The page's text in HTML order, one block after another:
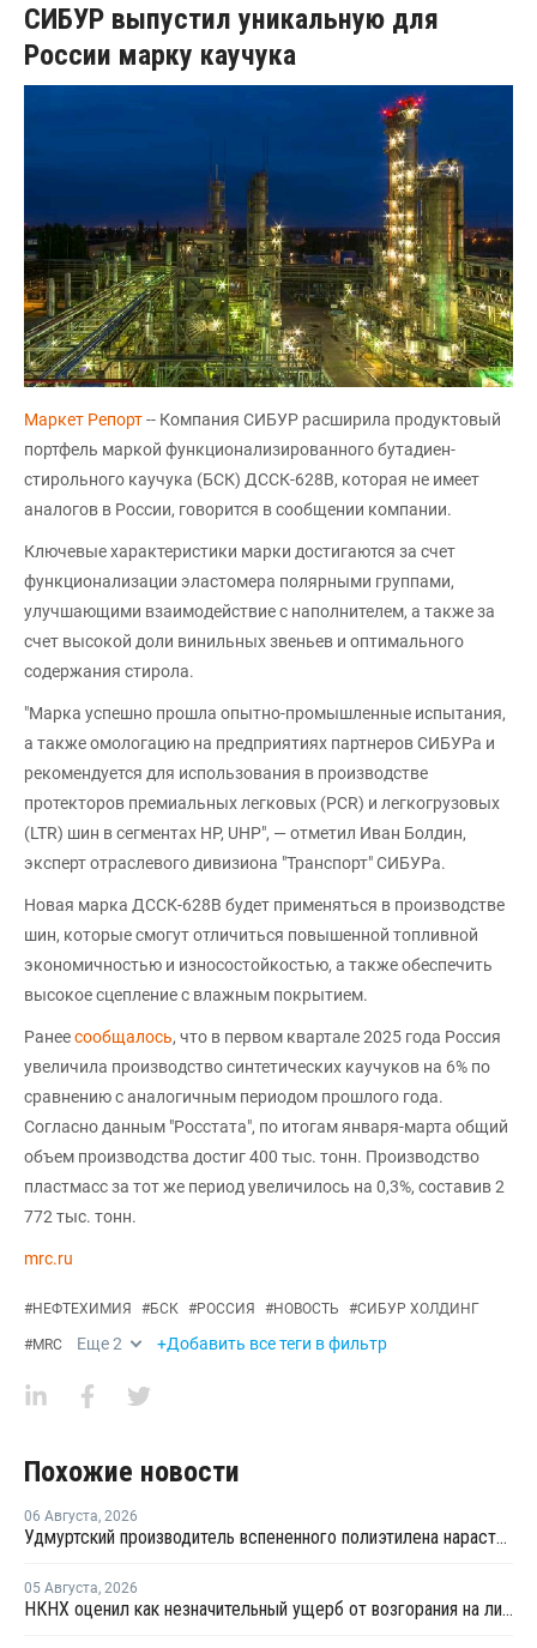
СИБУР выпустил уникальную для
России марку каучука
Маркет Репорт-- Компания СИБУР расширила продуктовый
портфель маркой функционализированного бутадиен-
стирольного каучука (БСК) ДССК-628В, которая не имеет
аналогов в России, говорится в сообщении компании.
Ключевые характеристики марки достигаются за счет
функционализации эластомера полярными группами,
улучшающими взаимодействие с наполнителем, а также за
счет высокой доли винильных звеньев и оптимального
содержания стирола.
"Марка успешно прошла опытно-промышленные испытания,
а также омологацию на предприятиях партнеров СИБУРа и
рекомендуется для использования в производстве
протекторов премиальных легковых (PCR) и легкогрузовых
(LTR) шин в сегментах HP, UHP", — отметил Иван Болдин,
эксперт отраслевого дивизиона "Транспорт" СИБУРа.
Новая марка ДССК-628В будет применяться в производстве
шин, которые смогут отличиться повышенной топливной
экономичностью и износостойкостью, а также обеспечить
высокое сцепление с влажным покрытием.
Ранеесообщалось, что в первом квартале 2025 года Россия
увеличила производство синтетических каучуков на 6% по
сравнению с аналогичным периодом прошлого года.
Согласно данным "Росстата", по итогам января-марта общий
объем производства достиг 400 тыс. тонн. Производство
пластмасс за тот же период увеличилось на 0,3%, составив 2
772 тыс. тонн.
mrc.ru
#НЕФТЕХИМИЯ #БСК #РОССИЯ #НОВОСТЬ #СИБУР ХОЛДИНГ
#MRC Еще2 +Добавить все теги в фильтр
Похожие новости
06 Августа, 2026
Удмуртский производитель вспененного полиэтилена нарастит выпуск на 15%
05 Августа, 2026
НКНХ оценил как незначительный ущерб от возгорания на линии полистирола